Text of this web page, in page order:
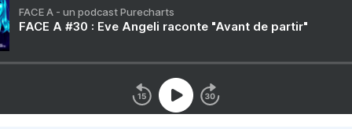
FACE A - un podcast Purecharts
FACE A #30 : Eve Angeli raconte "Avant de partir"